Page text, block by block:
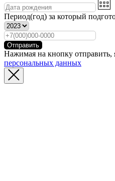
Период(год) за который
Отправить
Нажимая на кнопку отправить,
персональных данных